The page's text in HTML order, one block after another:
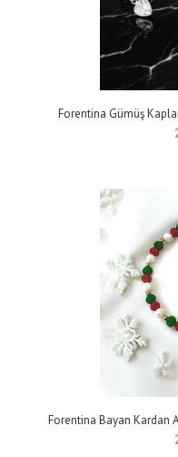
Forentina Bayan Nazar
Forentina Gümüş
Forentina Bayan Kardan